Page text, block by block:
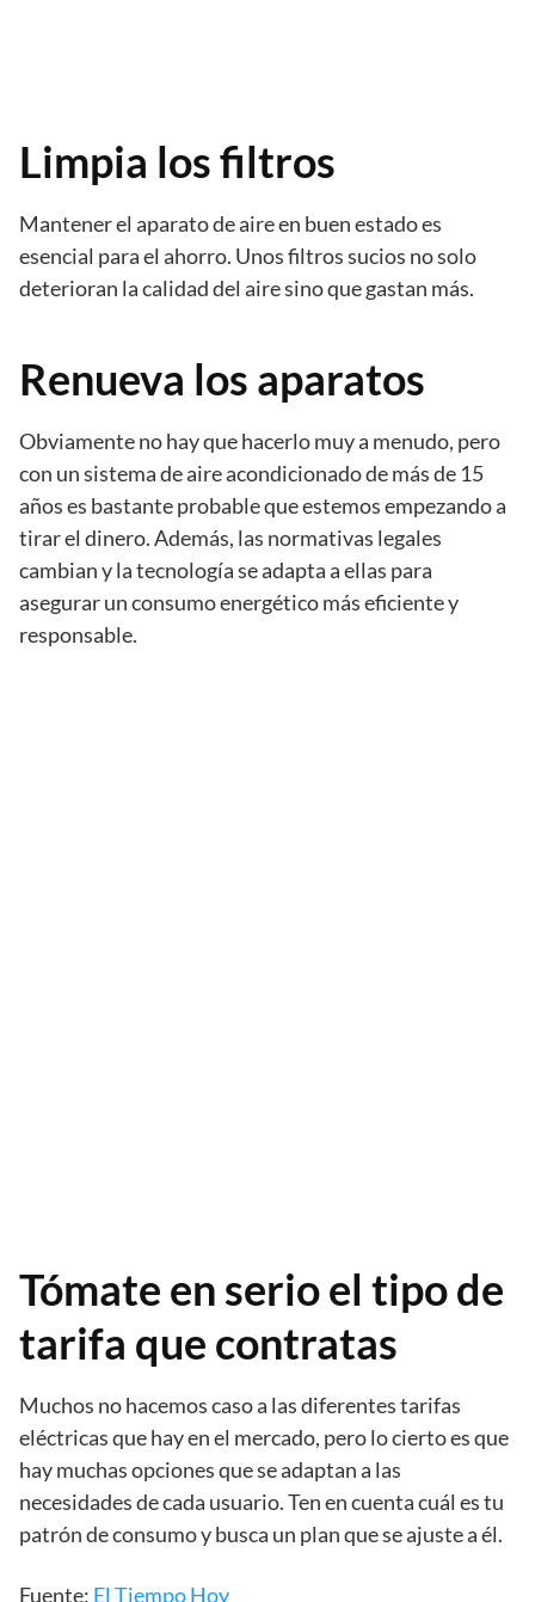
Limpia los filtros
Mantener el aparato de aire en buen estado es
esencial para el ahorro. Unos filtros sucios no solo
deterioran la calidad del aire sino que gastan más.
Renueva los aparatos
Obviamente no hay que hacerlo muy a menudo, pero
con un sistema de aire acondicionado de más de 15
años es bastante probable que estemos empezando a
tirar el dinero. Además, las normativas legales
cambian y la tecnología se adapta a ellas para
asegurar un consumo energético más eficiente y
responsable.
Tómate en serio el tipo de
tarifa que contratas
Muchos no hacemos caso a las diferentes tarifas
eléctricas que hay en el mercado, pero lo cierto es que
hay muchas opciones que se adaptan a las
necesidades de cada usuario. Ten en cuenta cuál es tu
patrón de consumo y busca un plan que se ajuste a él.
Fuente: El Tiempo Hoy